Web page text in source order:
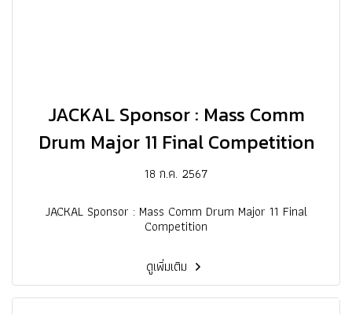
JACKAL Sponsor : Mass Comm
Drum Major 11 Final Competition
18 ก.ค. 2567
JACKAL Sponsor : Mass Comm Drum Major 11 Final
Competition
ดูเพิ่มเติม